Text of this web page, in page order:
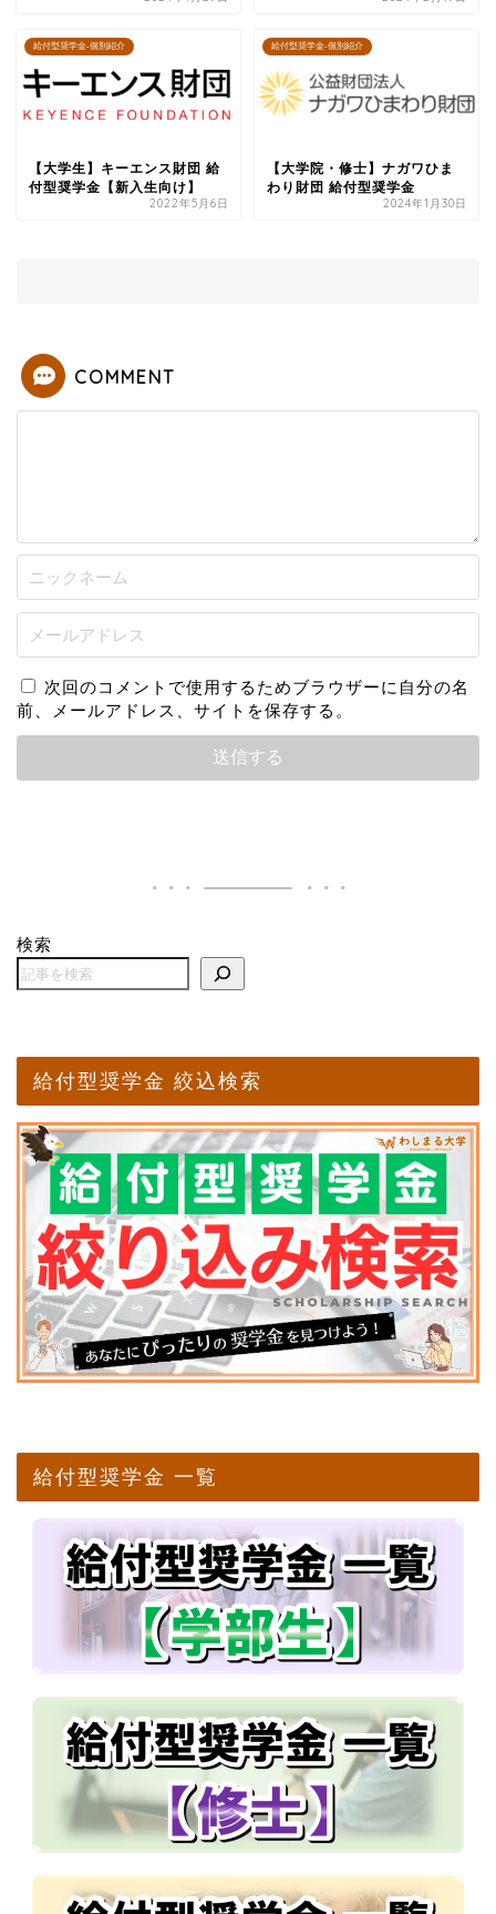
給付型奨学金-個別紹介
【大学生】キーエンス財団 給
付型奨学金【新入生向け】
2022年5月6日
給付型奨学金-個別紹介
【大学院・修士】ナガワひま
わり財団 給付型奨学金
2024年1月30日
COMMENT
次回のコメントで使用するためブラウザーに自分の名
前、メールアドレス、サイトを保存する。
検索
給付型奨学金 絞込検索
給付型奨学金 一覧